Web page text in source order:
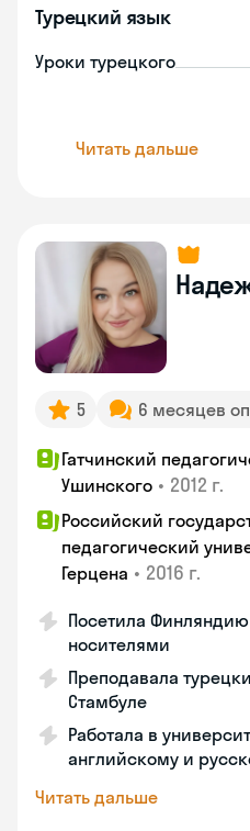
Турецкий язык
Уроки турецкого
Читать дальше
5 6 месяцев
Гатчинский
Ушинского • 2012 г.
Российский
педагогический
Герцена • 2016 г.
Посетила
носителями
Преподавала
Стамбуле
Работала в
английскому и
Читать дальше